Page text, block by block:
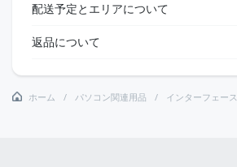
配送予定とエリアについて
返品について
ホーム パソコン関連用品 インターフェース